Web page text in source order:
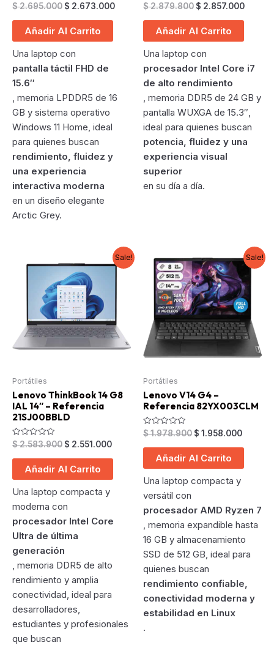
Valorado
en
0
$2.695.000 Original
was:
$ 2.695.000.
$ 2.673.000Current
$ 2.673.000.
Añadir Al Carrito
Una laptop con
pantalla táctil FHD de
15.6″
, memoria LPDDR5 de 16
GB y sistema operativo
Windows 11 Home, ideal
para quienes buscan
rendimiento, fluidez y
una experiencia
interactiva moderna
en un diseño elegante
Arctic Grey.
Valorado
en
0
$2.879.800 Original
was:
$ 2.879.800.
$ 2.857.000
Añadir Al Carrito
Una laptop con
procesador Intel Core i7
de alto rendimiento
, memoria DDR5 de 24 GB y
pantalla WUXGA de 15.3″,
ideal para quienes buscan
potencia, fluidez y una
experiencia visual
superior
en su día a día.
Sale!
Portátiles
Lenovo ThinkBook 14 G8
IAL 14″ – Referencia
21SJ00BBLD
Valorado
en
0
$2.583.900 Original
was:
$ 2.583.900.
$ 2.551.000Current
Añadir Al Carrito
Una laptop compacta y
moderna con
procesador Intel Core
Ultra de última
generación
, memoria DDR5 de alto
rendimiento y amplia
conectividad, ideal para
desarrolladores,
estudiantes y profesionales
que buscan
Sale!
Portátiles
Lenovo V14 G4 –
Referencia 82YX003CLM
Valorado
en
0
$1.978.900 Original
was:
$ 1.978.900.
$ 1.958.000Current
Añadir Al Carrito
Una laptop compacta y
versátil con
procesador AMD Ryzen 7
, memoria expandible hasta
16 GB y almacenamiento
SSD de 512 GB, ideal para
quienes buscan
rendimiento confiable,
conectividad moderna y
estabilidad en Linux
.